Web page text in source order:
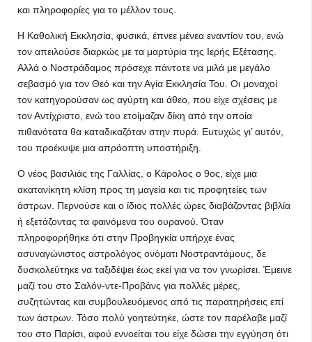
και πληροφορίες για το μέλλον τους.
Η Καθολική Εκκλησία, φυσικά, έπνεε μένεα εναντίον του, ενώ
τον απειλούσε διαρκώς με τα μαρτύρια της Ιερής Εξέτασης.
Αλλά ο Νοστράδαμος πρόσεχε πάντοτε να μιλά με μεγάλο
σεβασμό για τον Θεό και την Αγία Εκκλησία Του. Οι μοναχοί
τον κατηγορούσαν ως αγύρτη και άθεο, που είχε σχέσεις με
τον Αντίχριστο, ενώ του ετοίμαζαν δίκη από την οποία
πιθανότατα θα καταδικαζόταν στην πυρά. Ευτυχώς γι’ αυτόν,
του προέκυψε μια απρόοπτη υποστήριξη.
Ο νέος βασιλιάς της Γαλλίας, ο Κάρολος ο 9ος, είχε μια
ακατανίκητη κλίση προς τη μαγεία και τις προφητείες των
άστρων. Περνούσε και ο ίδιος πολλές ώρες διαβάζοντας βιβλία
ή εξετάζοντας τα φαινόμενα του ουρανού. Όταν
πληροφορήθηκε ότι στην Προβηγκία υπήρχε ένας
ασυναγώνιστος αστρολόγος ονόματι Νοστραντάμους, δε
δυσκολεύτηκε να ταξιδέψει έως εκεί για να τον γνωρίσει. Έμεινε
μαζί του στο Σαλόν-ντε-Προβάνς για πολλές μέρες,
συζητώντας και συμβουλευόμενος από τις παρατηρήσεις επί
των άστρων. Τόσο πολύ γοητεύτηκε, ώστε τον παρέλαβε μαζί
του στο Παρίσι, αφού εννοείται του είχε δώσει την εγγύηση ότι